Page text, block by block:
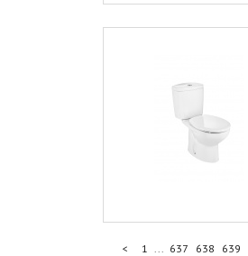
< 1 ... 637 638 639